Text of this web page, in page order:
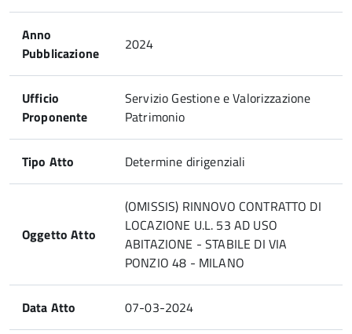
Anno
Pubblicazione
2024
Ufficio
Proponente
Servizio Gestione e Valorizzazione
Patrimonio
Tipo Atto Determine dirigenziali
Oggetto Atto
(OMISSIS) RINNOVO CONTRATTO DI
LOCAZIONE U.L. 53 AD USO
ABITAZIONE - STABILE DI VIA
PONZIO 48 - MILANO
Data Atto 07-03-2024